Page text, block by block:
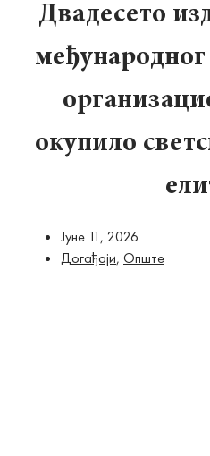
Двадесето
окупило
Јуне 11, 2026
Догађаји, Опште